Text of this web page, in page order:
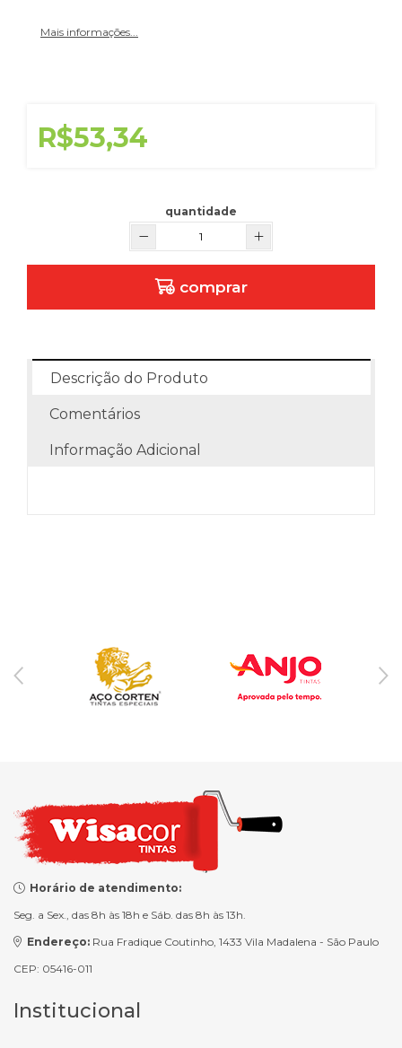
Mais informações...
R$53,34
quantidade
comprar
Descrição do Produto
Comentários
Informação Adicional
Horário de atendimento:
Seg. a Sex., das 8h às 18h e Sáb. das 8h às 13h.
Endereço: Rua Fradique Coutinho, 1433 Vila Madalena - São Paulo
CEP: 05416-011
Institucional